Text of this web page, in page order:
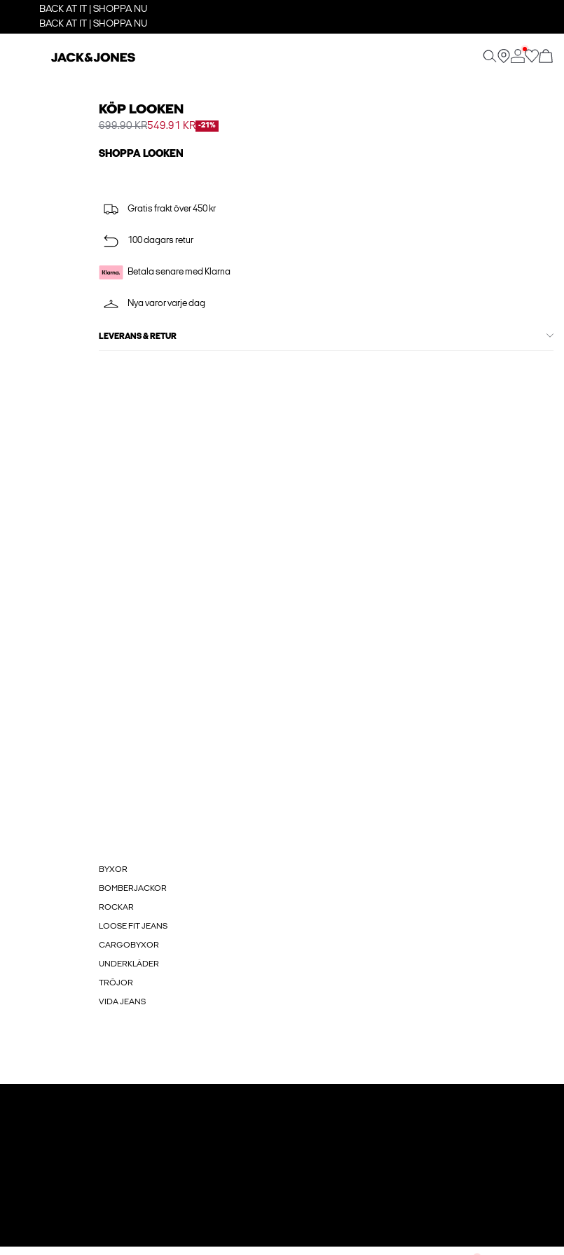
BACK AT IT | SHOPPA NU
BACK AT IT | SHOPPA NU
KÖP LOOKEN
699.90 KR549.91 KR -21%
SHOPPA LOOKEN
Gratis frakt över 450 kr
100 dagars retur
Betala senare med Klarna
Nya varor varje dag
LEVERANS & RETUR
BYXOR
BOMBERJACKOR
ROCKAR
LOOSE FIT JEANS
CARGOBYXOR
UNDERKLÄDER
TRÖJOR
VIDA JEANS